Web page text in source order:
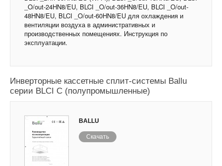
_O/out-24HN8/EU, BLCI _O/out-36HN8/EU, BLCI _O/out-
48HN8/EU, BLCI _O/out-60HN8/EU для охлаждения и
вентиляции воздуха в административных и
производственных помещениях. Инструкция по
эксплуатации.
Инверторные кассетные сплит-системы Ballu
серии BLCI C (полупромышленные)
BALLU
Скачать